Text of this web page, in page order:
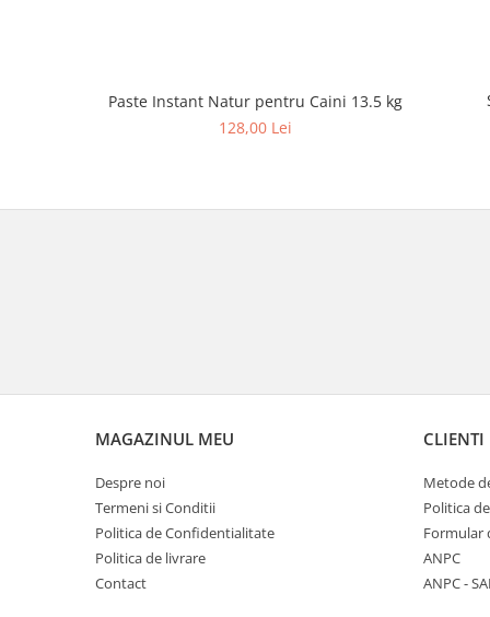
Paste Instant Natur pentru Caini 13.5 kg
128,00 Lei
MAGAZINUL MEU
Despre noi
Termeni si Conditii
Politica de Confidentialitate
Politica de livrare
Contact
CLIENTI
Metode
Politica
Formular
ANPC
ANPC - SAL